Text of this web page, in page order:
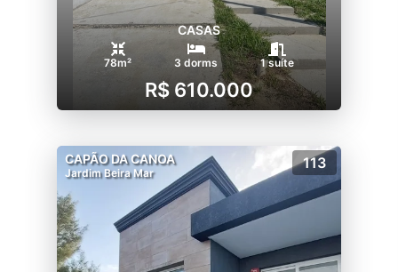
CASAS
78m² 3 dorms 1 suíte
R$ 610.000
CAPÃO DA CANOA
Jardim Beira Mar
113